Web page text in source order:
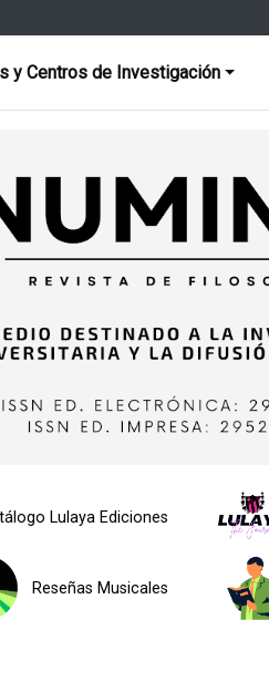
y Centros de Investigación
Lulaya Ediciones
Reseñas Musicales